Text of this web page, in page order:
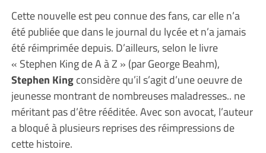
Cette nouvelle est peu connue des fans, car elle n’a
été publiée que dans le journal du lycée et n’a jamais
été réimprimée depuis. D’ailleurs, selon le livre
« Stephen King de A à Z » (par George Beahm),
Stephen Kingconsidère qu’il s’agit d’une oeuvre de
jeunesse montrant de nombreuses maladresses.. ne
méritant pas d’être rééditée. Avec son avocat, l’auteur
a bloqué à plusieurs reprises des réimpressions de
cette histoire.